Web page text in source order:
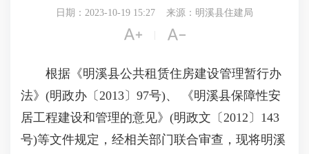
日期：2023-10-19 15:27 来源：明溪县住建局
 
根据《明溪县公共租赁住房建设管理暂行办
法》(明政办〔2013〕97号)、 《明溪县保障性安
居工程建设和管理的意见》(明政文〔2012〕143
号)等文件规定，经相关部门联合审查，现将明溪